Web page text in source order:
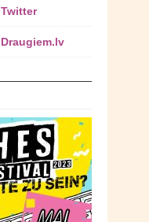
Twitter
Draugiem.lv